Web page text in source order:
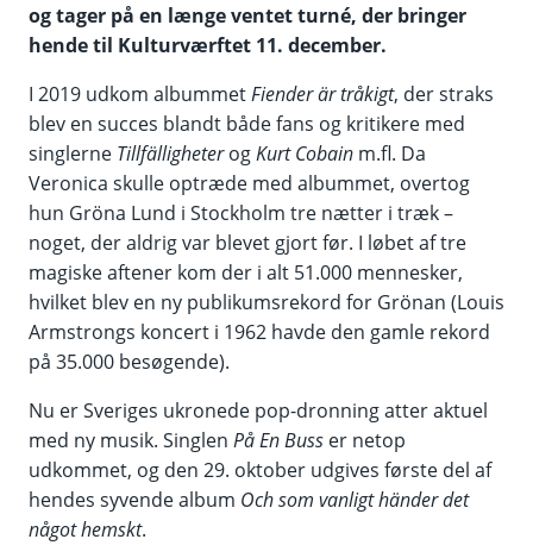
og tager på en længe ventet turné, der bringer
hende til Kulturværftet 11. december.
I 2019 udkom albummetFiender är tråkigt, der straks
blev en succes blandt både fans og kritikere med
singlerne TillfälligheterogKurt Cobain m.fl. Da
Veronica skulle optræde med albummet, overtog
hun Gröna Lund i Stockholm tre nætter i træk –
noget, der aldrig var blevet gjort før. I løbet af tre
magiske aftener kom der i alt 51.000 mennesker,
hvilket blev en ny publikumsrekord for Grönan (Louis
Armstrongs koncert i 1962 havde den gamle rekord
på 35.000 besøgende).
Nu er Sveriges ukronede pop-dronning atter aktuel
med ny musik. Singlen På En Buss er netop
udkommet, og den 29. oktober udgives første del af
hendes syvende album Och som vanligt händer det
något hemskt.